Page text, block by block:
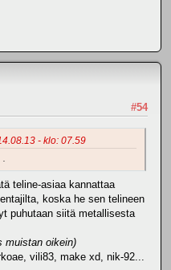
#54
- klo: 07.59
teline-asiaa kannattaa
koska he sen telineen
puhutaan siitä metallisesta
muistan oikein)
vili83, make xd, nik-92...